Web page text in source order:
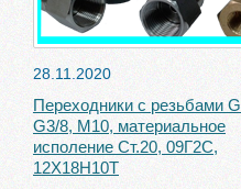
28.11.2020
Переходники с резьбами
G3/8, М10, материальное
исполение Ст.20, 09Г2С,
12Х18Н10Т